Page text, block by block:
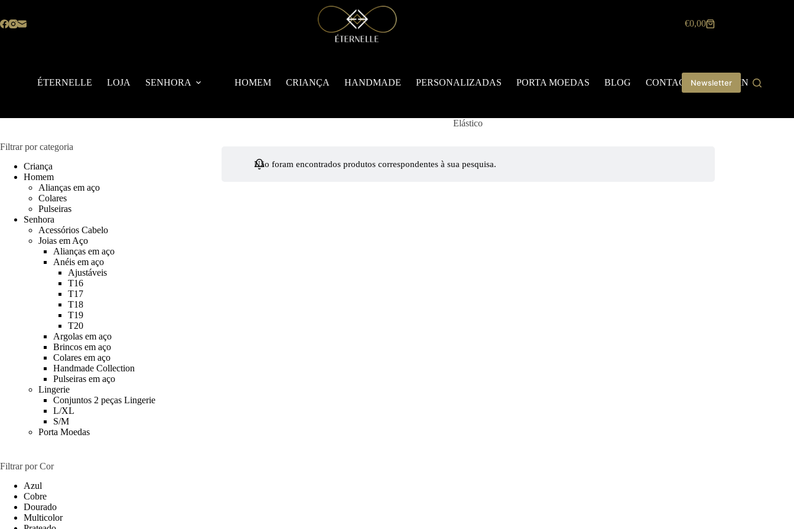
o
Carrinho
€0,00
ÉTERNELLE LOJA SENHORA HOMEM CRIANÇA HANDMADE PERSONALIZADAS PORTA MOEDAS BLOG CONTACTOS LOGIN
Newsletter
Elástico
Não foram encontrados produtos correspondentes à sua pesquisa.
Filtrar por categoria
Criança
Homem
Alianças em aço
Colares
Pulseiras
Senhora
Acessórios Cabelo
Joias em Aço
Alianças em aço
Anéis em aço
Ajustáveis
T16
T17
T18
T19
T20
Argolas em aço
Brincos em aço
Colares em aço
Handmade Collection
Pulseiras em aço
Lingerie
Conjuntos 2 peças Lingerie
L/XL
S/M
Porta Moedas
Filtrar por Cor
Azul
Cobre
Dourado
Multicolor